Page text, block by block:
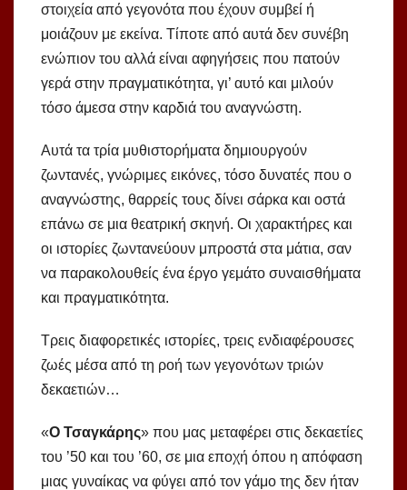
στοιχεία από γεγονότα που έχουν συμβεί ή
μοιάζουν με εκείνα. Τίποτε από αυτά δεν συνέβη
ενώπιον του αλλά είναι αφηγήσεις που πατούν
γερά στην πραγματικότητα, γι’ αυτό και μιλούν
τόσο άμεσα στην καρδιά του αναγνώστη.
Αυτά τα τρία μυθιστορήματα δημιουργούν
ζωντανές, γνώριμες εικόνες, τόσο δυνατές που ο
αναγνώστης, θαρρείς τους δίνει σάρκα και οστά
επάνω σε μια θεατρική σκηνή. Οι χαρακτήρες και
οι ιστορίες ζωντανεύουν μπροστά στα μάτια, σαν
να παρακολουθείς ένα έργο γεμάτο συναισθήματα
και πραγματικότητα.
Τρεις διαφορετικές ιστορίες, τρεις ενδιαφέρουσες
ζωές μέσα από τη ροή των γεγονότων τριών
δεκαετιών…
«Ο Τσαγκάρης» που μας μεταφέρει στις δεκαετίες
του ’50 και του ’60, σε μια εποχή όπου η απόφαση
μιας γυναίκας να φύγει από τον γάμο της δεν ήταν